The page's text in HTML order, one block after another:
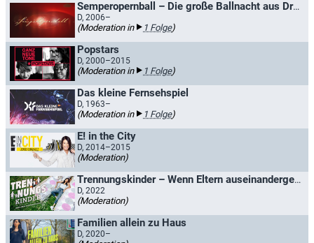
Semperopernball – Die große Ballnacht aus Dresden
D, 2006–
(Moderation in 1 Folge)
Popstars
D, 2000–2015
(Moderation in 1 Folge)
Das kleine Fernsehspiel
D, 1963–
(Moderation in 1 Folge)
E! in the City
D, 2014–2015
(Moderation)
Trennungskinder – Wenn Eltern auseinandergehen
D, 2022
(Moderation)
Familien allein zu Haus
D, 2020–